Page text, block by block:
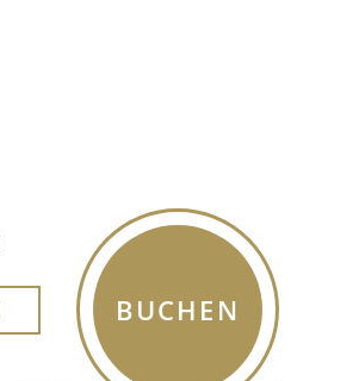
BUCHEN